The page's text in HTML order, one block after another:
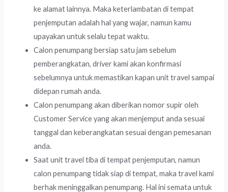
ke alamat lainnya. Maka keterlambatan di tempat
penjemputan adalah hal yang wajar, namun kamu
upayakan untuk selalu tepat waktu.
Calon penumpang bersiap satu jam sebelum
pemberangkatan, driver kami akan konfirmasi
sebelumnya untuk memastikan kapan unit travel sampai
didepan rumah anda.
Calon penumpang akan diberikan nomor supir oleh
Customer Service yang akan menjemput anda sesuai
tanggal dan keberangkatan sesuai dengan pemesanan
anda.
Saat unit travel tiba di tempat penjemputan, namun
calon penumpang tidak siap di tempat, maka travel kami
berhak meninggalkan penumpang. Hal ini semata untuk